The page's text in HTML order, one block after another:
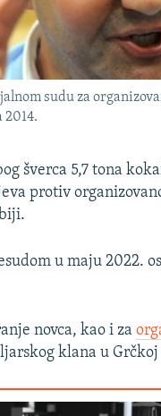
sudu za
2014.
šverca 5,7 tona
protiv
u maju 2022.
novca, kao i za
klana u